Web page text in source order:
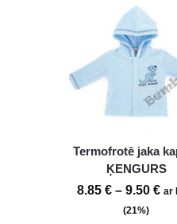
Termofrotē jaka
ĶENGURS
8.85€ – 9.50€ ar
(21%)